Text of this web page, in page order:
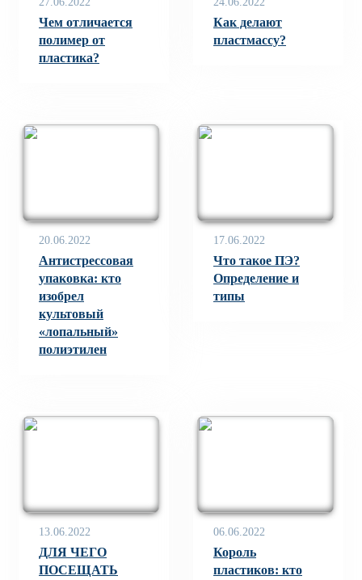
Чем отличается
полимер от
пластика?
Как делают
пластмассу?
20.06.2022
Антистрессовая
упаковка: кто
изобрел
культовый
«лопальный»
полиэтилен
17.06.2022
Что такое ПЭ?
Определение и
типы
13.06.2022
ДЛЯ ЧЕГО
ПОСЕЩАТЬ
06.06.2022
Король
пластиков: кто